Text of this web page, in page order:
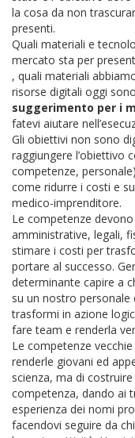
la cosa da non
presenti.
Quali materiali e
mercato sta per
, quali materiali
risorse digitali oggi
suggerimento per i
fatevi aiutare
Gli obiettivi non sono
raggiungere l’obiettivo
competenze,
come ridurre i costi e
medico-imprenditore.
Le competenze
amministrative, legali,
stimare i costi per
portare al successo.
determinante capire a
su un nostro
trasformi in azione
fare team e renderla
Le competenze
renderle giovani ed
scienza, ma di
competenza, dando ai
esperienza dei nomi
facendovi seguire da